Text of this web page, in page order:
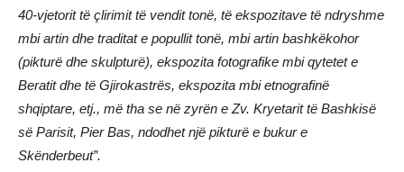
40-vjetorit të çlirimit të vendit tonë, të ekspozitave të ndryshme
mbi artin dhe traditat e popullit tonë, mbi artin bashkëkohor
(pikturë dhe skulpturë), ekspozita fotografike mbi qytetet e
Beratit dhe të Gjirokastrës, ekspozita mbi etnografinë
shqiptare, etj., më tha se në zyrën e Zv. Kryetarit të Bashkisë
së Parisit, Pier Bas, ndodhet një pikturë e bukur e
Skënderbeut”.